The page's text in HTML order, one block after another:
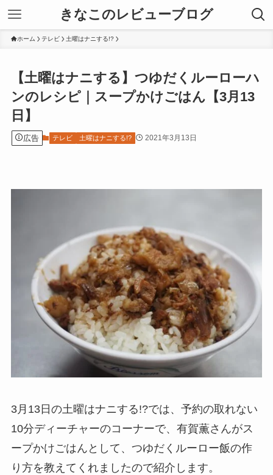
きなこのレビューブログ
ホーム テレビ 土曜はナニする!?
【土曜はナニする】つゆだくルーローハ
ンのレシピ｜スープかけごはん【3月13
日】
広告 テレビ 土曜はナニする!? 2021年3月13日
3月13日の土曜はナニする!?では、予約の取れない
10分ディーチャーのコーナーで、有賀薫さんがス
ープかけごはんとして、つゆだくルーロー飯の作
り方を教えてくれましたので紹介します。